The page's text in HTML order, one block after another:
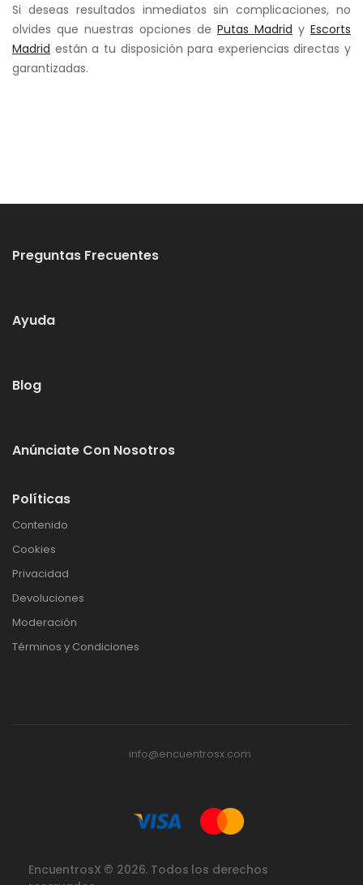
Si deseas resultados inmediatos sin complicaciones, no
olvides que nuestras opciones de Putas Madrid y Escorts
Madrid están a tu disposición para experiencias directas y
garantizadas.
Preguntas Frecuentes
Ayuda
Blog
Anúnciate Con Nosotros
Políticas
Contenido
Cookies
Privacidad
Devoluciones
Moderación
Términos y Condiciones
info@encuentrosx.com
EncuentrosX © 2026. Todos los derechos